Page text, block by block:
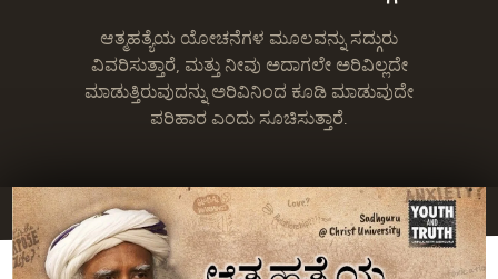
ಆತ್ಮಹತ್ಯೆಯ ಯೋಚನೆಗಳ ಮೂಲವನ್ನು ಸದ್ಗುರು
ವಿವರಿಸುತ್ತಾರೆ, ಮತ್ತು ನೀವು ಅದಾಗಲೇ ಅರಿವಿಲ್ಲದೇ
ಮಾಡುತ್ತಿರುವುದನ್ನು ಅರಿವಿನಿಂದ ಕೂಡಿ ಮಾಡುವುದೇ
ಪರಿಹಾರ ಎಂದು ಸೂಚಿಸುತ್ತಾರೆ.